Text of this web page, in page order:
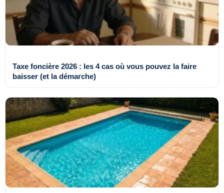
Taxe foncière 2026 : les 4 cas où vous pouvez la faire
baisser (et la démarche)